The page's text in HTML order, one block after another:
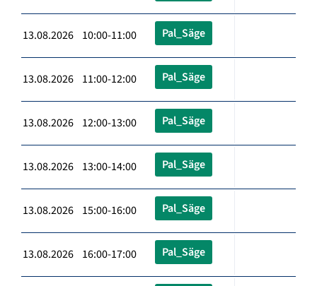
13.08.2026 10:00-11:00 Pal_Säge
13.08.2026 11:00-12:00 Pal_Säge
13.08.2026 12:00-13:00 Pal_Säge
13.08.2026 13:00-14:00 Pal_Säge
13.08.2026 15:00-16:00 Pal_Säge
13.08.2026 16:00-17:00 Pal_Säge